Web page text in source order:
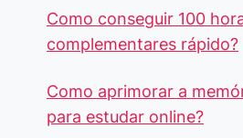
Como conseguir 100
complementares rápido?
Como aprimorar a
para estudar online?